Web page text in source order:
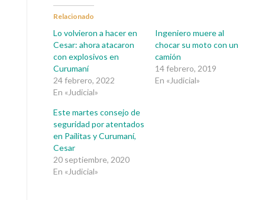
Relacionado
Lo volvieron a hacer en
Cesar: ahora atacaron
con explosivos en
Curumaní
24 febrero, 2022
En «Judicial»
Ingeniero muere al
chocar su moto con un
camión
14 febrero, 2019
En «Judicial»
Este martes consejo de
seguridad por atentados
en Pailitas y Curumaní,
Cesar
20 septiembre, 2020
En «Judicial»